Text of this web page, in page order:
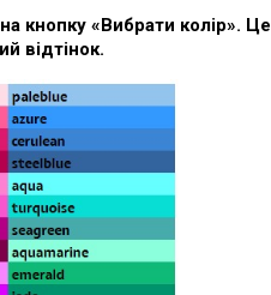
кнопку «Вибрати колір». Це
відтінок.